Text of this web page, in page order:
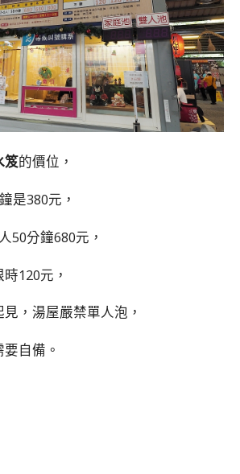
笈的價位，
是380元，
50分鐘680元，
120元，
，湯屋嚴禁單人泡，
自備。